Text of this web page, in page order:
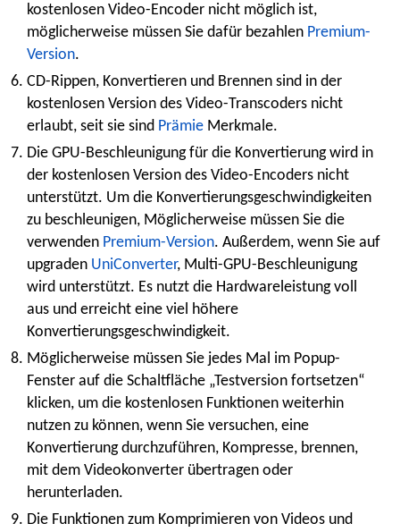
kostenlosen Video-Encoder nicht möglich ist,
möglicherweise müssen Sie dafür bezahlen Premium-
Version.
CD-Rippen, Konvertieren und Brennen sind in der
kostenlosen Version des Video-Transcoders nicht
erlaubt, seit sie sind Prämie Merkmale.
Die GPU-Beschleunigung für die Konvertierung wird in
der kostenlosen Version des Video-Encoders nicht
unterstützt. Um die Konvertierungsgeschwindigkeiten
zu beschleunigen, Möglicherweise müssen Sie die
verwenden Premium-Version. Außerdem, wenn Sie auf
upgraden UniConverter, Multi-GPU-Beschleunigung
wird unterstützt. Es nutzt die Hardwareleistung voll
aus und erreicht eine viel höhere
Konvertierungsgeschwindigkeit.
Möglicherweise müssen Sie jedes Mal im Popup-
Fenster auf die Schaltfläche „Testversion fortsetzen“
klicken, um die kostenlosen Funktionen weiterhin
nutzen zu können, wenn Sie versuchen, eine
Konvertierung durchzuführen, Kompresse, brennen,
mit dem Videokonverter übertragen oder
herunterladen.
Die Funktionen zum Komprimieren von Videos und